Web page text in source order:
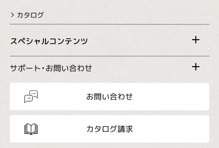
カタログ
スペシャルコンテンツ
サポート・お問い合わせ
お問い合わせ
カタログ請求